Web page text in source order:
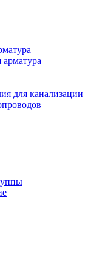
для канализации